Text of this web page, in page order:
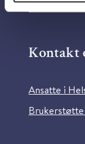
Bilder fra
Kontakt
Ansatte i